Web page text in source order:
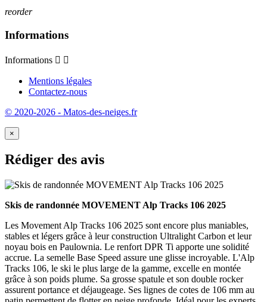
reorder
Informations
Informations  
Mentions légales
Contactez-nous
© 2020-2026 - Matos-des-neiges.fr
×
Rédiger des avis
Skis de randonnée MOVEMENT Alp Tracks 106 2025
Les Movement Alp Tracks 106 2025 sont encore plus maniables,
stables et légers grâce à leur construction Ultralight Carbon et leur
noyau bois en Paulownia. Le renfort DPR Ti apporte une solidité
accrue. La semelle Base Speed assure une glisse incroyable. L'Alp
Tracks 106, le ski le plus large de la gamme, excelle en montée
grâce à son poids plume. Sa grosse spatule et son double rocker
assurent portance et déjaugeage. Ses lignes de cotes de 106 mm au